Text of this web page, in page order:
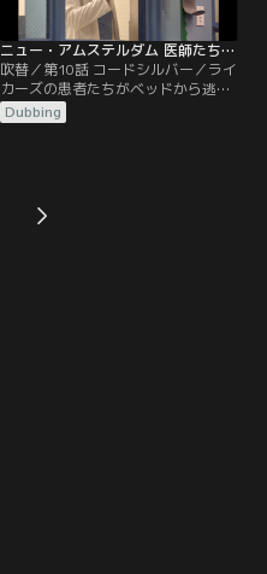
ニュー・アムステルダム 医師たちのカルテ シーズン2 第10話／吹替
吹替／第10話 コードシルバー／ライ
カーズの患者たちがベッドから逃走
後、病院は封鎖され、ヘレンとマッ
クスは自分たちの命が危険な状況に
ならなくなる。
Dubbing